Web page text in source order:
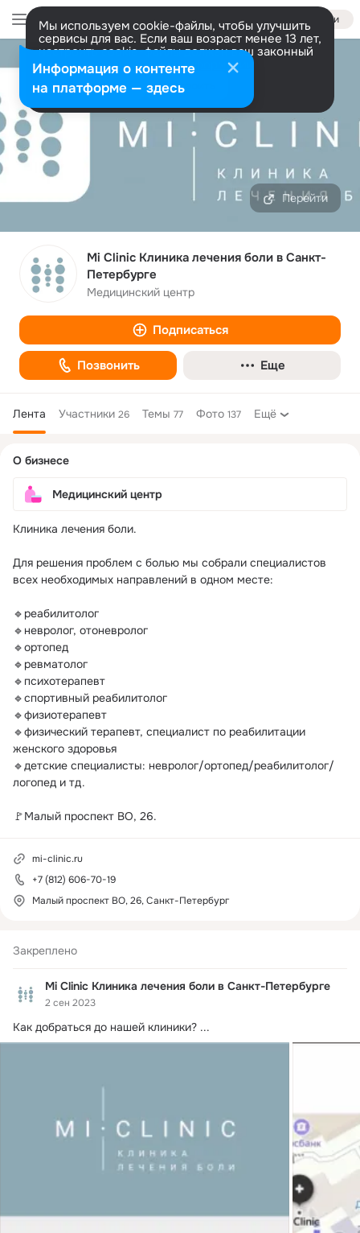
Войти
Мы используем cookie-файлы, чтобы улучшить
сервисы для вас. Если ваш возраст менее 13 лет,
настроить cookie-файлы должен ваш законный
представитель. Больше информации
Разрешить все Настроить
Перейти
Mi Clinic Клиника лечения боли в Санкт-
Петербурге
Медицинский центр
Подписаться
Позвонить Еще
Лента Участники 26 Темы 77 Фото 137 Ещё
Закреплено
Mi Clinic Клиника лечения боли в Санкт-Петербурге
2 сен 2023
Как добраться до нашей клиники? ...
колонка
О бизнесе
Медицинский центр
Клиника лечения боли.
Для решения проблем с болью мы собрали специалистов
всех необходимых направлений в одном месте:
🔹реабилитолог
🔹невролог, отоневролог
🔹ортопед
🔹ревматолог
🔹психотерапевт
🔹спортивный реабилитолог
🔹физиотерапевт
🔹физический терапевт, специалист по реабилитации
женского здоровья
🔹детские специалисты: невролог/ортопед/реабилитолог/
логопед и тд.
🚩Малый проспект ВО, 26.
mi-clinic.ru
+7 (812) 606-70-19
Малый проспект ВО, 26, Санкт-Петербург
Информация о контенте
на платформе — здесь